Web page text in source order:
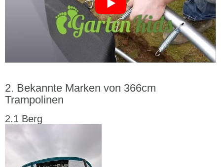
Bekannte Marken von 366cm
Trampolinen
Berg